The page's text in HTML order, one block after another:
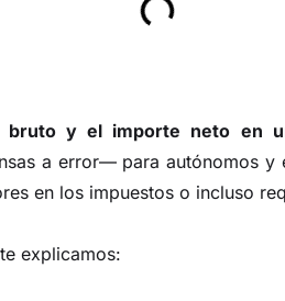
bruto y el importe neto en
a error— para autónomos y
en los impuestos o incluso
explicamos: